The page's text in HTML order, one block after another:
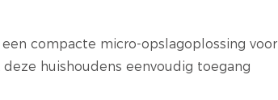
compacte micro-opslagoplossing voor
huishoudens eenvoudig toegang